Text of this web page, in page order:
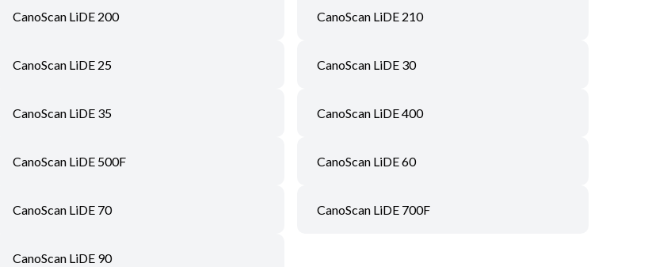
CanoScan LiDE 200 CanoScan LiDE 210
CanoScan LiDE 25 CanoScan LiDE 30
CanoScan LiDE 35 CanoScan LiDE 400
CanoScan LiDE 500F CanoScan LiDE 60
CanoScan LiDE 70 CanoScan LiDE 700F
CanoScan LiDE 90